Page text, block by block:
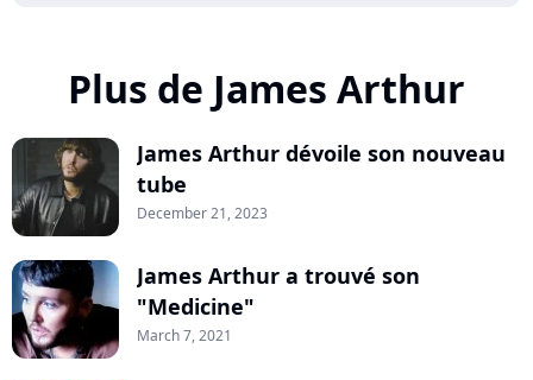
Plus de James Arthur
James Arthur dévoile son nouveau
tube
December 21, 2023
James Arthur a trouvé son
"Medicine"
March 7, 2021